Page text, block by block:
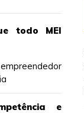
todo MEI
e